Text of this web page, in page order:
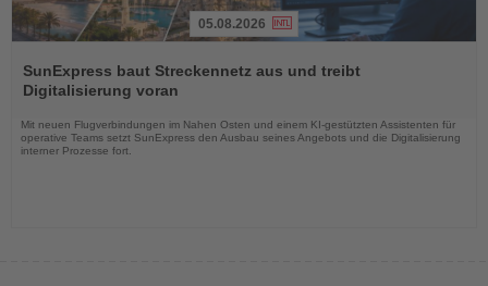
Sie
die
Nachrichten
05.08.2026
SunExpress baut Streckennetz aus und treibt
Digitalisierung voran
Mit neuen Flugverbindungen im Nahen Osten und einem KI-gestützten Assistenten für
operative Teams setzt SunExpress den Ausbau seines Angebots und die Digitalisierung
interner Prozesse fort.